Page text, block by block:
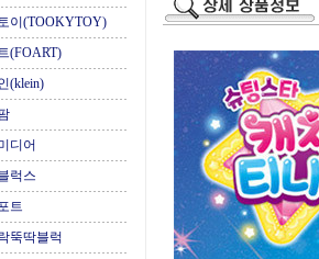
이(TOOKYTOY)
(FOART)
(klein)
디어
럭스
트
뚝딱블럭